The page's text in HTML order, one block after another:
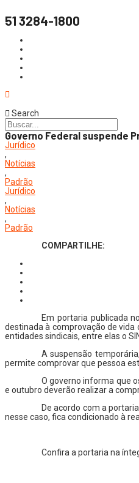
51 3284-1800
Search
Governo Federal suspende
Jurídico
,
Notícias
,
Padrão
Jurídico
,
Notícias
,
Padrão
COMPARTILHE:
Em portaria publicada
destinada à comprovação de vida
entidades sindicais, entre elas o
A suspensão
permite comprovar que pessoa
O governo informa que
e outubro deverão realizar a
De acordo com a
nesse caso, fica condicionado à
Confira a portaria na